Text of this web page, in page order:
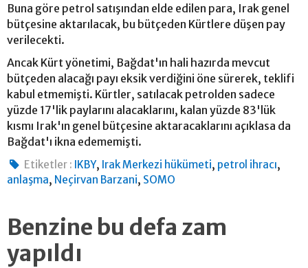
Buna göre petrol satışından elde edilen para, Irak genel
bütçesine aktarılacak, bu bütçeden Kürtlere düşen pay
verilecekti.
Ancak Kürt yönetimi, Bağdat'ın hali hazırda mevcut
bütçeden alacağı payı eksik verdiğini öne sürerek, teklifi
kabul etmemişti. Kürtler, satılacak petrolden sadece
yüzde 17'lik paylarını alacaklarını, kalan yüzde 83'lük
kısmı Irak'ın genel bütçesine aktaracaklarını açıklasa da
Bağdat'ı ikna edememişti.
Etiketler : IKBY, Irak Merkezi hükümeti, petrol ihracı,
anlaşma, Neçirvan Barzani, SOMO
Benzine bu defa zam
yapıldı